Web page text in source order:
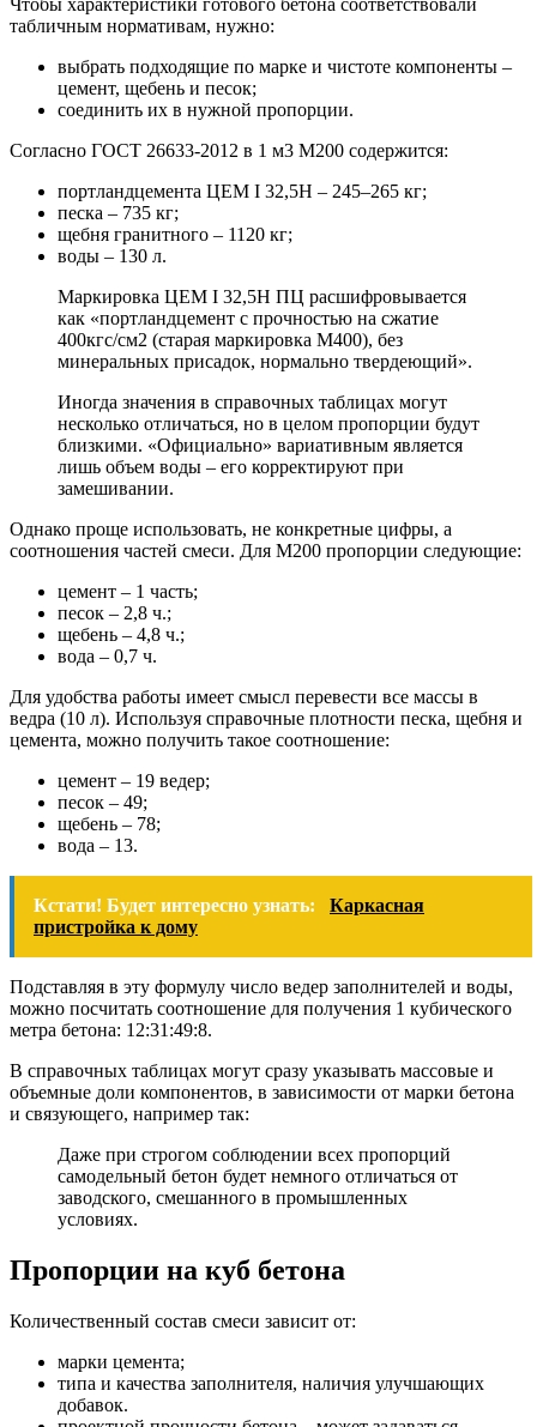
Чтобы характеристики готового бетона соответствовали
табличным нормативам, нужно:
выбрать подходящие по марке и чистоте компоненты –
цемент, щебень и песок;
соединить их в нужной пропорции.
Согласно ГОСТ 26633-2012 в 1 м3 М200 содержится:
портландцемента ЦЕМ I 32,5Н – 245–265 кг;
песка – 735 кг;
щебня гранитного – 1120 кг;
воды – 130 л.
Маркировка ЦЕМ I 32,5Н ПЦ расшифровывается
как «портландцемент с прочностью на сжатие
400кгс/см2 (старая маркировка М400), без
минеральных присадок, нормально твердеющий».
Иногда значения в справочных таблицах могут
несколько отличаться, но в целом пропорции будут
близкими. «Официально» вариативным является
лишь объем воды – его корректируют при
замешивании.
Однако проще использовать, не конкретные цифры, а
соотношения частей смеси. Для М200 пропорции следующие:
цемент – 1 часть;
песок – 2,8 ч.;
щебень – 4,8 ч.;
вода – 0,7 ч.
Для удобства работы имеет смысл перевести все массы в
ведра (10 л). Используя справочные плотности песка, щебня и
цемента, можно получить такое соотношение:
цемент – 19 ведер;
песок – 49;
щебень – 78;
вода – 13.
Кстати! Будет интересно узнать:
Каркасная
пристройка к дому
Подставляя в эту формулу число ведер заполнителей и воды,
можно посчитать соотношение для получения 1 кубического
метра бетона: 12:31:49:8.
В справочных таблицах могут сразу указывать массовые и
объемные доли компонентов, в зависимости от марки бетона
и связующего, например так:
Даже при строгом соблюдении всех пропорций
самодельный бетон будет немного отличаться от
заводского, смешанного в промышленных
условиях.
Пропорции на куб бетона
Количественный состав смеси зависит от:
марки цемента;
типа и качества заполнителя, наличия улучшающих
добавок.